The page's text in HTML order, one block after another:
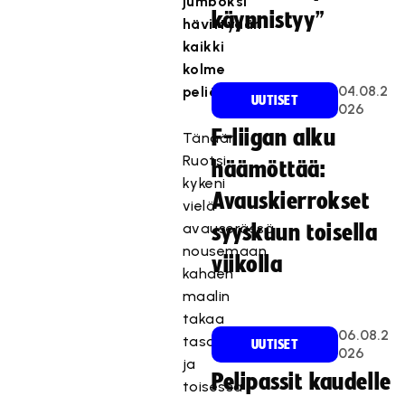
hävittyään
kaikki
kolme
peliään.
Tänään
Ruotsi
kykeni
vielä
avauserässä
nousemaan
kahden
maalin
takaa
tasoihin
ja
toisessa
käynnistyy”
UUTISET
04.08.2
026
F-liigan alku
häämöttää:
Avauskierrokset
syyskuun toisella
viikolla
UUTISET
06.08.2
026
Pelipassit kaudelle